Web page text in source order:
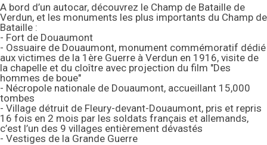
A bord d’un autocar, découvrez le Champ de Bataille de
Verdun, et les monuments les plus importants du Champ de
Bataille :
- Fort de Douaumont
- Ossuaire de Douaumont, monument commémoratif dédié
aux victimes de la 1ère Guerre à Verdun en 1916, visite de
la chapelle et du cloître avec projection du film "Des
hommes de boue"
- Nécropole nationale de Douaumont, accueillant 15,000
tombes
- Village détruit de Fleury-devant-Douaumont, pris et repris
16 fois en 2 mois par les soldats français et allemands,
c’est l’un des 9 villages entièrement dévastés
- Vestiges de la Grande Guerre